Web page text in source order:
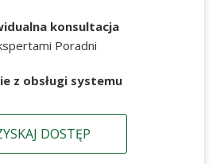
konsultacja
Poradni
z obsługi systemu
DOSTĘP